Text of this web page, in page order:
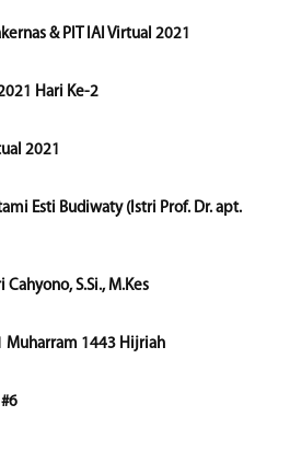
& PIT IAI Virtual 2021
Hari Ke-2
2021
Esti Budiwaty (Istri Prof. Dr. apt.
S.Si., M.Kes
Muharram 1443 Hijriah